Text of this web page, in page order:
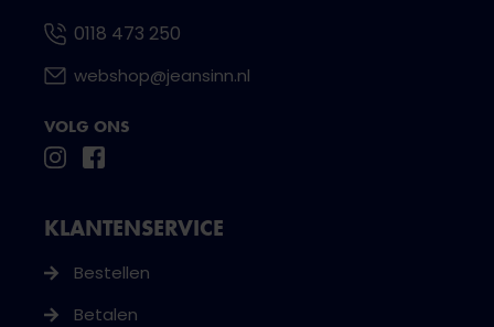
0118 473 250
webshop@jeansinn.nl
VOLG ONS
KLANTENSERVICE
Bestellen
Betalen